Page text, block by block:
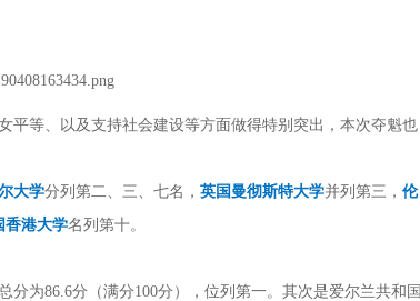
平等、以及支持社会建设等方面做得特别突出，本次夺魁也
大学分列第二、三、七名， 英国曼彻斯特大学并列第三， 伦
香港大学名列第十。
分为86.6分（满分100分），位列第一。其次是爱尔兰共和国